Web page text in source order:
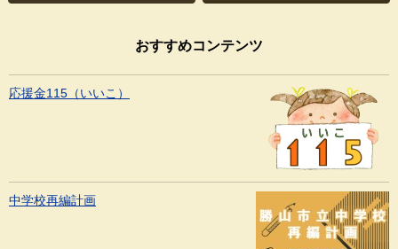
おすすめコンテンツ
応援金115（いいこ）
中学校再編計画